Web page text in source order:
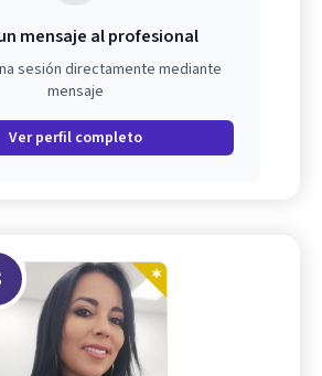
mensaje al profesional
sesión directamente mediante
mensaje
Ver perfil completo